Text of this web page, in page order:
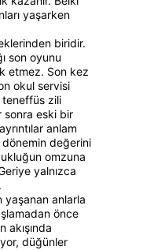
yaşarken
biridir.
son oyunu
etmez. Son kez
okul servisi
teneffüs zili
sonra eski bir
anlam
değerini
omzuna
yalnızca
yaşanan anlarla
önce
düğünler